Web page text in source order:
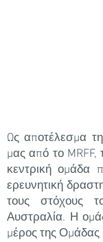
Ως αποτέλεσμα
μας από το MRFF,
κεντρική ομάδα
ερευνητική
τους στόχους
Αυστραλία. Η
μέρος της